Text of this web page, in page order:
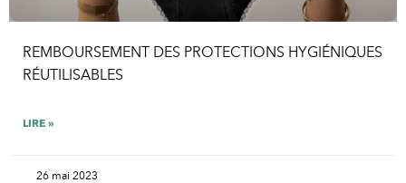
REMBOURSEMENT DES PROTECTIONS HYGIÉNIQUES
RÉUTILISABLES
LIRE »
26 mai 2023